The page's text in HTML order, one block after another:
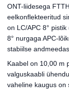
ONT-liidesega
eelkonflekteeritud
on LC/APC 8° pistik
8° nurgaga APC-
stabiilse
Kaabel on 10,00 m
valguskaabli
vaheline kaugus on